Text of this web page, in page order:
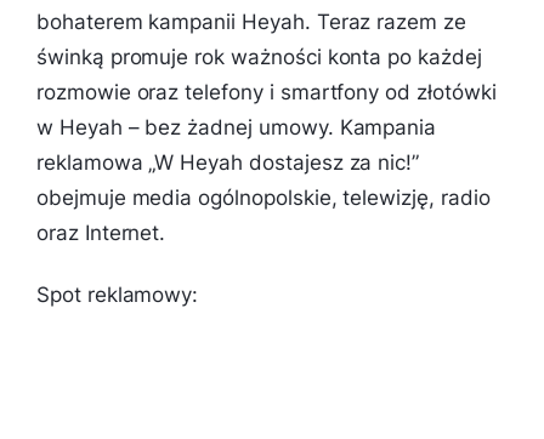
bohaterem kampanii Heyah. Teraz razem ze
świnką promuje rok ważności konta po każdej
rozmowie oraz telefony i smartfony od złotówki
w Heyah – bez żadnej umowy. Kampania
reklamowa „W Heyah dostajesz za nic!”
obejmuje media ogólnopolskie, telewizję, radio
oraz Internet.
Spot reklamowy: